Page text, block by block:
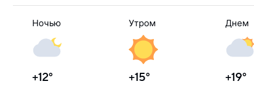
Ночью
+12°
Утром
+15°
Днем
+19°